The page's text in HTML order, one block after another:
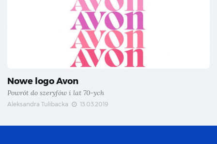
Nowe logo Avon
Powrót do szeryfów i lat 70-ych
Aleksandra Tulibacka 13.03.2019